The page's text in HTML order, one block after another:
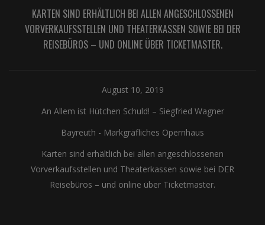
KARTEN SIND ERHÄLTLICH BEI ALLEN ANGESCHLOSSENEN
VORVERKAUFSSTELLEN UND THEATERKASSEN SOWIE BEI DER
REISEBÜROS – UND ONLINE ÜBER TICKETMASTER.
August 10, 2019
An Allem ist Hütchen Schuld! – Siegfried Wagner
Bayreuth - Markgräfliches Opernhaus
Karten sind erhältlich bei allen angeschlossenen
Vorverkaufsstellen und Theaterkassen sowie bei DER
Reisebüros – und online über Ticketmaster.